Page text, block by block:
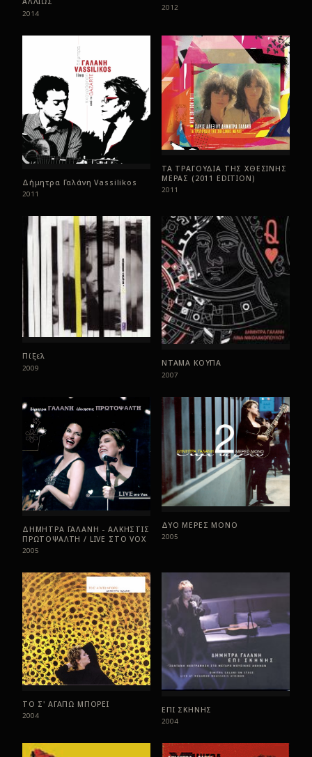
2014
2012
Δήμητρα Γαλάνη Vassilikos
2011
ΤΑ ΤΡΑΓΟΥΔΙΑ ΤΗΣ ΧΘΕΣΙΝΗΣ
ΜΕΡΑΣ (2011 EDITION)
2011
Πίξελ
2009
ΝΤΑΜΑ ΚΟΥΠΑ
2007
ΔΗΜΗΤΡΑ ΓΑΛΑΝΗ - ΑΛΚΗΣΤΙΣ
ΠΡΩΤΟΨΑΛΤΗ / LIVE ΣTO VOX
2005
ΔΥΟ ΜΕΡΕΣ ΜΟΝΟ
2005
ΤΟ Σ' ΑΓΑΠΩ ΜΠΟΡΕΙ
2004
ΕΠΙ ΣΚΗΝΗΣ
2004